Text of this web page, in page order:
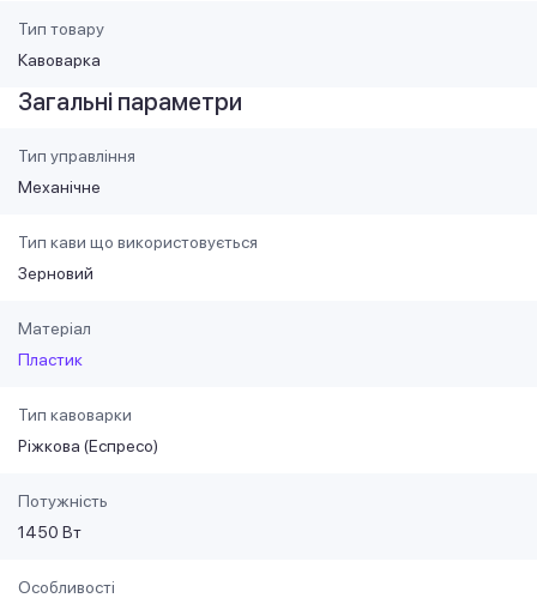
Тип товару
Кавоварка
Загальні параметри
Тип управління
Механічне
Тип кави що використовується
Зерновий
Матеріал
Пластик
Тип кавоварки
Ріжкова (Еспресо)
Потужність
1450 Вт
Особливості